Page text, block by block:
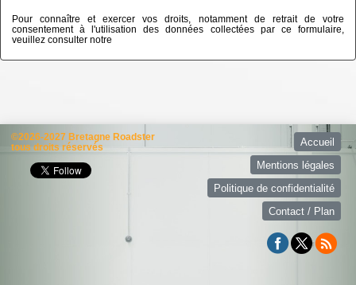
Pour connaître et exercer vos droits, notamment de retrait de votre
consentement à l'utilisation des données collectées par ce formulaire,
veuillez consulter notre
©2026-2027 Bretagne Roadster
tous droits réservés
Accueil
Mentions légales
Politique de confidentialité
Contact / Plan